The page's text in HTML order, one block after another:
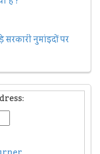
नुमांइदों पर